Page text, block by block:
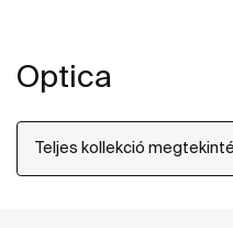
Optica
Teljes kollekció